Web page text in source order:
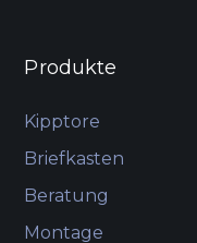
Produkte
Kipptore
Briefkasten
Beratung
Montage